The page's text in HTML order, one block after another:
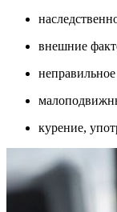
внешние
курение,